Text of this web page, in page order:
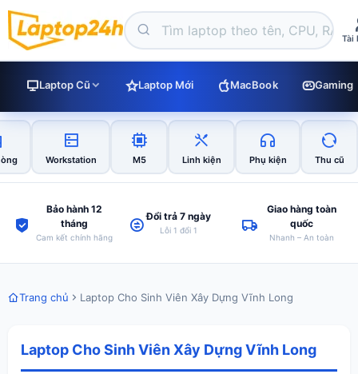
Tài
Laptop Cũ Laptop Mới MacBook Gaming
Workstation M5 Linh kiện Phụ kiện Thu cũ
Bảo hành 12
tháng
Cam kết chính hãng
Đổi trả 7 ngày
Lỗi 1 đổi 1
Giao hàng toàn
quốc
Nhanh – An toàn
Trang chủ Laptop Cho Sinh Viên Xây Dựng Vĩnh Long
Laptop Cho Sinh Viên Xây Dựng Vĩnh Long